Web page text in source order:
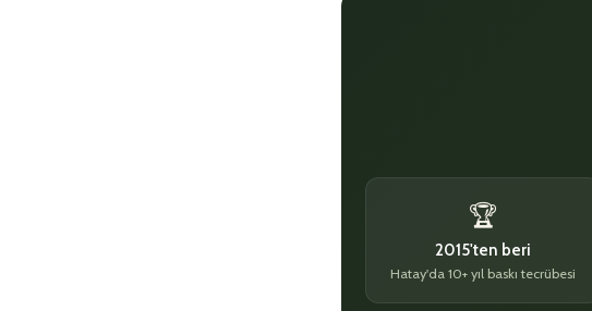
🏆
2015'ten beri
Hatay'da 10+ yıl baskı tecrübesi